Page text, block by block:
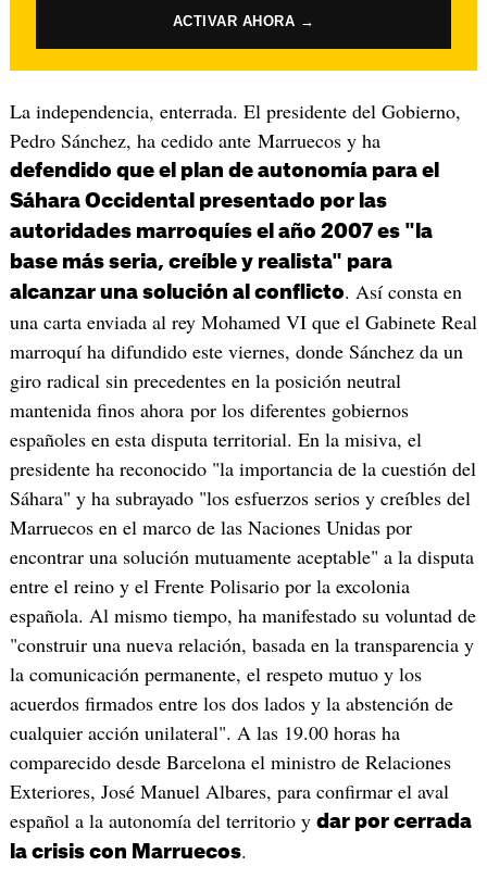
ACTIVAR AHORA →
La independencia, enterrada. El presidente del Gobierno,
Pedro Sánchez, ha cedido ante Marruecos y ha
defendido que el plan de autonomía para el
Sáhara Occidental presentado por las
autoridades marroquíes el año 2007 es "la
base más seria, creíble y realista" para
alcanzar una solución al conflicto. Así consta en
una carta enviada al rey Mohamed VI que el Gabinete Real
marroquí ha difundido este viernes, donde Sánchez da un
giro radical sin precedentes en la posición neutral
mantenida finos ahora por los diferentes gobiernos
españoles en esta disputa territorial. En la misiva, el
presidente ha reconocido "la importancia de la cuestión del
Sáhara" y ha subrayado "los esfuerzos serios y creíbles del
Marruecos en el marco de las Naciones Unidas por
encontrar una solución mutuamente aceptable" a la disputa
entre el reino y el Frente Polisario por la excolonia
española. Al mismo tiempo, ha manifestado su voluntad de
"construir una nueva relación, basada en la transparencia y
la comunicación permanente, el respeto mutuo y los
acuerdos firmados entre los dos lados y la abstención de
cualquier acción unilateral". A las 19.00 horas ha
comparecido desde Barcelona el ministro de Relaciones
Exteriores, José Manuel Albares, para confirmar el aval
español a la autonomía del territorio y dar por cerrada
la crisis con Marruecos.